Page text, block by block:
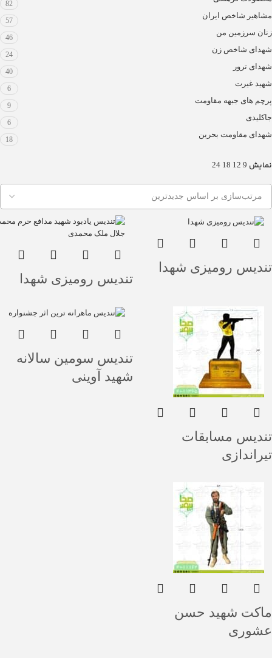
82
مشاهیر شاخص ایران
57
زنان سرزمین من
46
شهدای شاخص زن
24
شهدای ترور
40
شهید غیرت
6
پرچم های جبهه مقاومت
9
جاکلیدی
6
شهدای مقاومت بحرین
18
نمایش 9
12
18
24
تندیس رومیزی شهدا
تندیس رومیزی شهدا
تندیس مسابقات
تیراندازی
تندیس سومین سالانه
شهید آوینی
ماکت شهید حسن
عشوری